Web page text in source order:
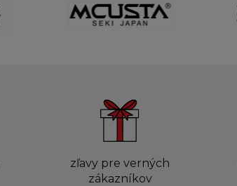
zľavy pre verných
zákazníkov